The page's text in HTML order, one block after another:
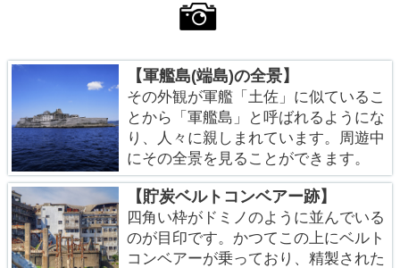
【軍艦島(端島)の全景】
その外観が軍艦「土佐」に似ているこ
とから「軍艦島」と呼ばれるようにな
り、人々に親しまれています。周遊中
にその全景を見ることができます。
【貯炭ベルトコンベアー跡】
四角い枠がドミノのように並んでいる
のが目印です。かつてこの上にベルト
コンベアーが乗っており、精製された